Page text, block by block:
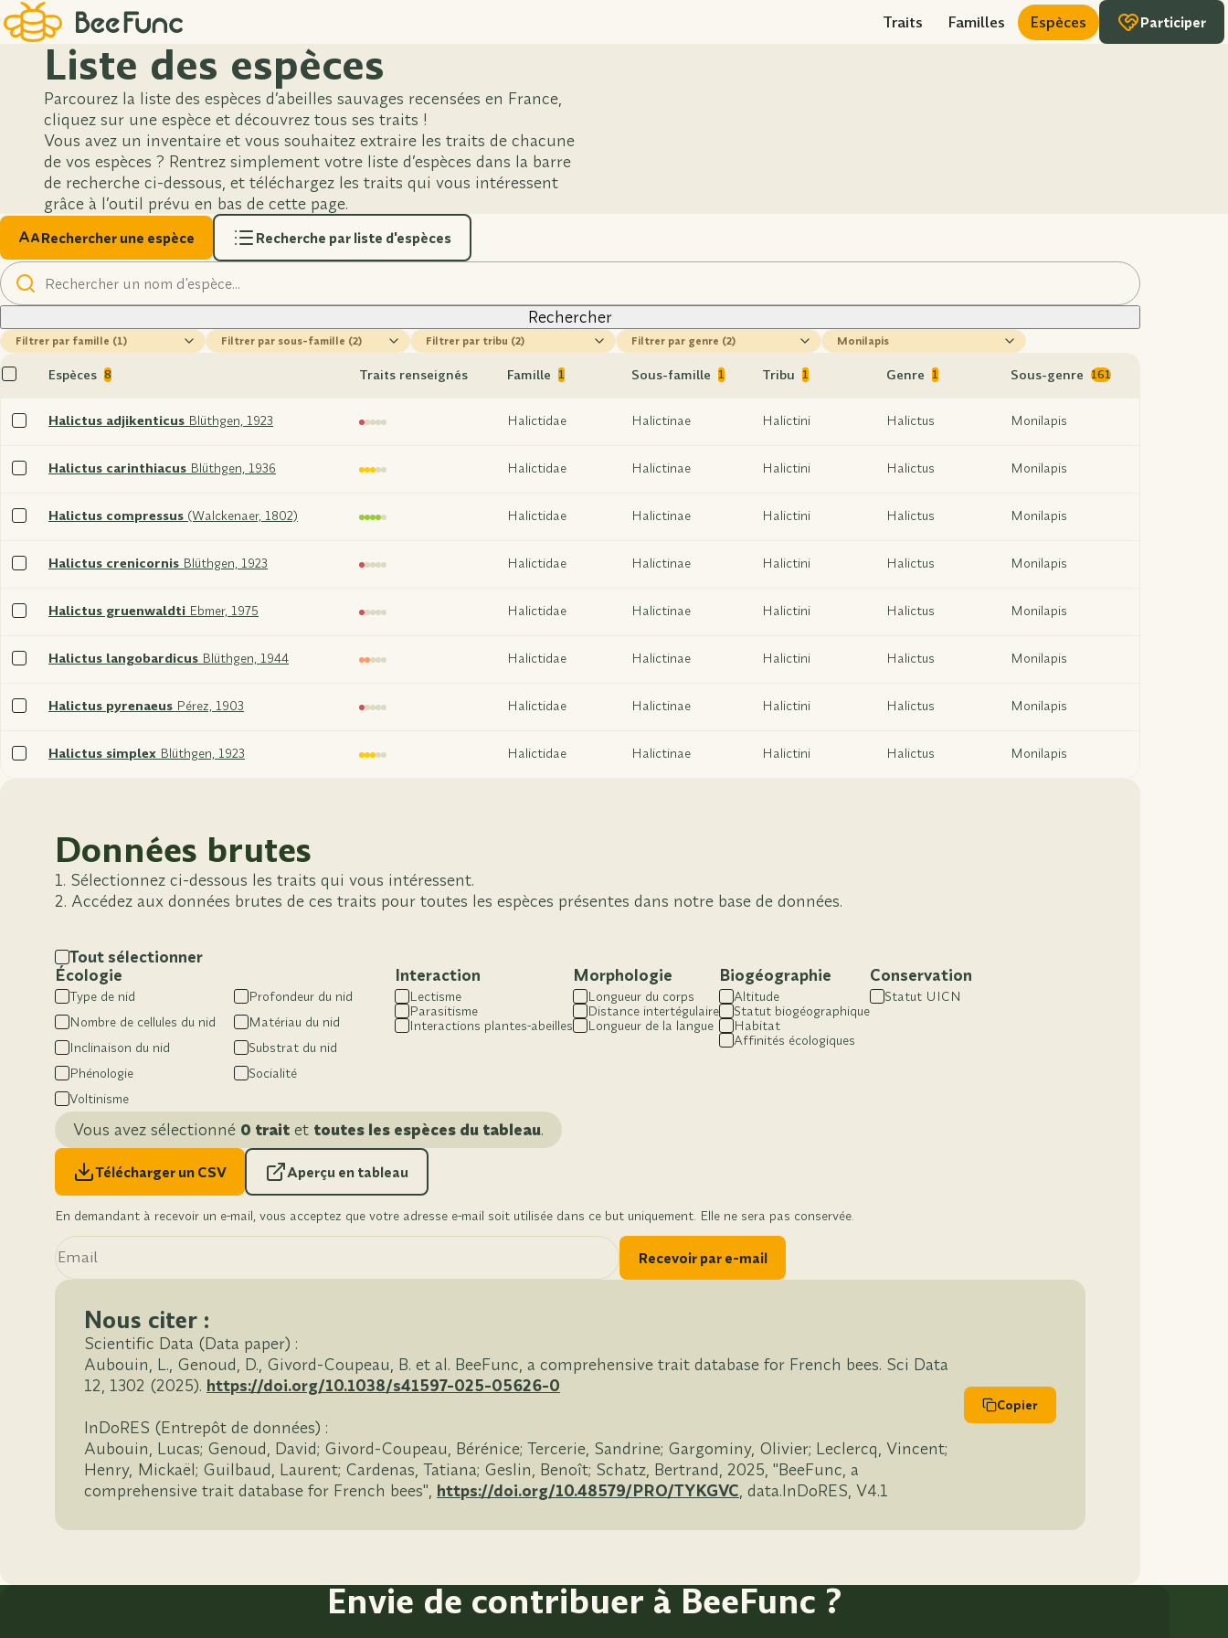
Traits Familles Espèces Participer
Liste des espèces
Parcourez la liste des espèces d’abeilles sauvages recensées en France,
cliquez sur une espèce et découvrez tous ses traits !
Vous avez un inventaire et vous souhaitez extraire les traits de chacune
de vos espèces ? Rentrez simplement votre liste d’espèces dans la barre
de recherche ci-dessous, et téléchargez les traits qui vous intéressent
grâce à l’outil prévu en bas de cette page.
Rechercher une espèce Recherche par liste d'espèces
Rechercher
un
nom
Rechercher
famille
sous-
famille
tribu genre
sous-
genre
Tout
sélectionner
Espèces 8 Traits renseignés Famille 1 Sous-famille 1 Tribu 1 Genre 1 Sous-genre 161
Sélectionner
Halictus adjikenticus Blüthgen, 1923 Halictidae Halictinae Halictini Halictus Monilapis
Sélectionner
Halictus carinthiacus Blüthgen, 1936 Halictidae Halictinae Halictini Halictus Monilapis
Sélectionner
Halictus compressus (Walckenaer, 1802) Halictidae Halictinae Halictini Halictus Monilapis
Sélectionner
Halictus crenicornis Blüthgen, 1923 Halictidae Halictinae Halictini Halictus Monilapis
Sélectionner
Halictus gruenwaldti Ebmer, 1975 Halictidae Halictinae Halictini Halictus Monilapis
Sélectionner
Halictus langobardicus Blüthgen, 1944 Halictidae Halictinae Halictini Halictus Monilapis
Sélectionner
Halictus pyrenaeus Pérez, 1903 Halictidae Halictinae Halictini Halictus Monilapis
Sélectionner
Halictus simplex Blüthgen, 1923 Halictidae Halictinae Halictini Halictus Monilapis
Données brutes
Sélectionnez ci-dessous les traits qui vous intéressent.
Accédez aux données brutes de ces traits pour toutes les espèces présentes dans notre base de données.
Tout sélectionner
Écologie
Type de nid
Profondeur du nid
Nombre de cellules du nid
Matériau du nid
Inclinaison du nid
Substrat du nid
Phénologie
Socialité
Voltinisme
Interaction
Lectisme
Parasitisme
Interactions plantes-abeilles
Morphologie
Longueur du corps
Distance intertégulaire
Longueur de la langue
Biogéographie
Altitude
Statut biogéographique
Habitat
Affinités écologiques
Conservation
Statut UICN
Vous avez sélectionné 0 trait et toutes les espèces du tableau.
Télécharger un CSV Aperçu en tableau
En demandant à recevoir un e-mail, vous acceptez que votre adresse e-mail soit utilisée dans ce but uniquement. Elle ne sera pas conservée.
Recevoir par e-mail
Nous citer :
Scientific Data (Data paper) :
Aubouin, L., Genoud, D., Givord-Coupeau, B. et al. BeeFunc, a comprehensive trait database for French bees. Sci Data
12, 1302 (2025). https://doi.org/10.1038/s41597-025-05626-0
InDoRES (Entrepôt de données) :
Aubouin, Lucas; Genoud, David; Givord-Coupeau, Bérénice; Tercerie, Sandrine; Gargominy, Olivier; Leclercq, Vincent;
Henry, Mickaël; Guilbaud, Laurent; Cardenas, Tatiana; Geslin, Benoît; Schatz, Bertrand, 2025, "BeeFunc, a
comprehensive trait database for French bees", https://doi.org/10.48579/PRO/TYKGVC, data.InDoRES, V4.1
Copier
Envie de contribuer à BeeFunc ?